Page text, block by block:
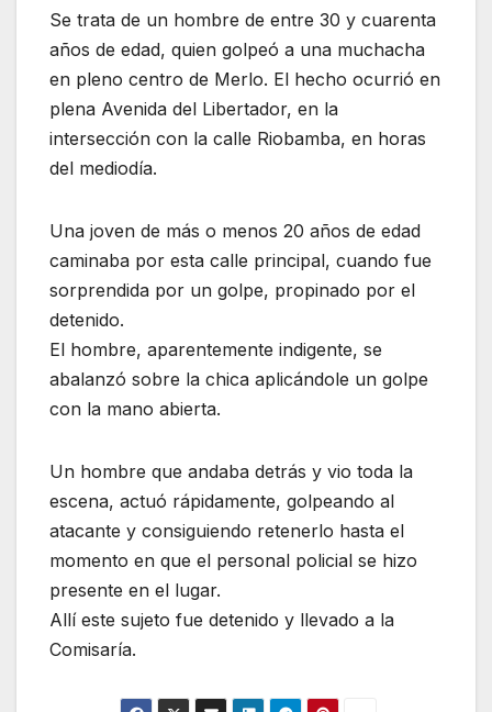
Se trata de un hombre de entre 30 y cuarenta
años de edad, quien golpeó a una muchacha
en pleno centro de Merlo. El hecho ocurrió en
plena Avenida del Libertador, en la
intersección con la calle Riobamba, en horas
del mediodía.
Una joven de más o menos 20 años de edad
caminaba por esta calle principal, cuando fue
sorprendida por un golpe, propinado por el
detenido.
El hombre, aparentemente indigente, se
abalanzó sobre la chica aplicándole un golpe
con la mano abierta.
Un hombre que andaba detrás y vio toda la
escena, actuó rápidamente, golpeando al
atacante y consiguiendo retenerlo hasta el
momento en que el personal policial se hizo
presente en el lugar.
Allí este sujeto fue detenido y llevado a la
Comisaría.